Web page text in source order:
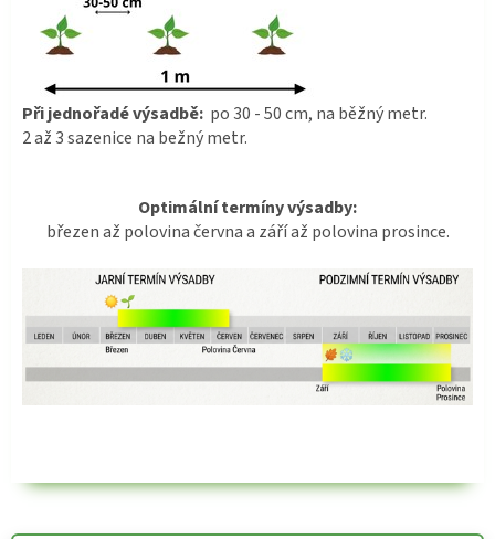
Při jednořadé výsadbě: po 30 - 50 cm, na běžný metr.
2 až 3 sazenice na bežný metr.
Optimální termíny výsadby:
březen až polovina června a září až polovina prosince.